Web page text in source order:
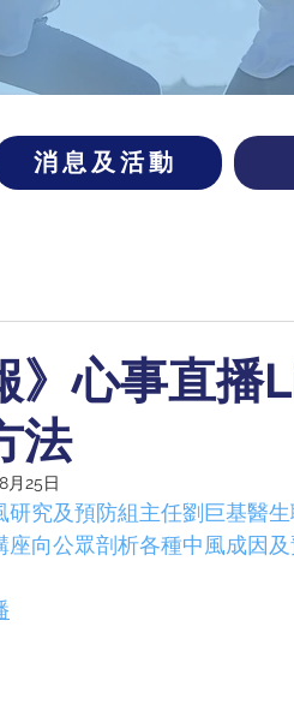
消息及活動
》心事直
法
月25日
研究及預防組主任劉巨基醫
向公眾剖析各種中風成因及